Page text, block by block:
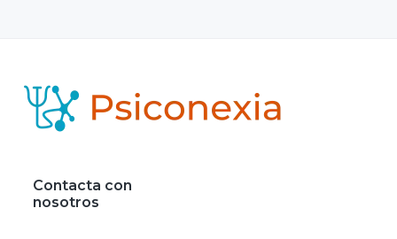
Contacta con
nosotros